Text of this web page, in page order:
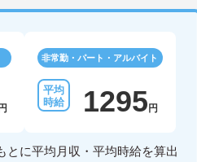
非常勤・パート・アルバイト
1295円
に平均月収・平均時給を算出